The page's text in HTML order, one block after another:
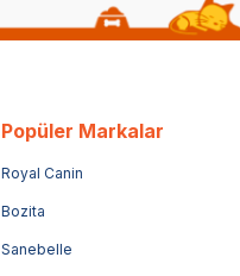
Popüler Markalar
Royal Canin
Bozita
Sanebelle